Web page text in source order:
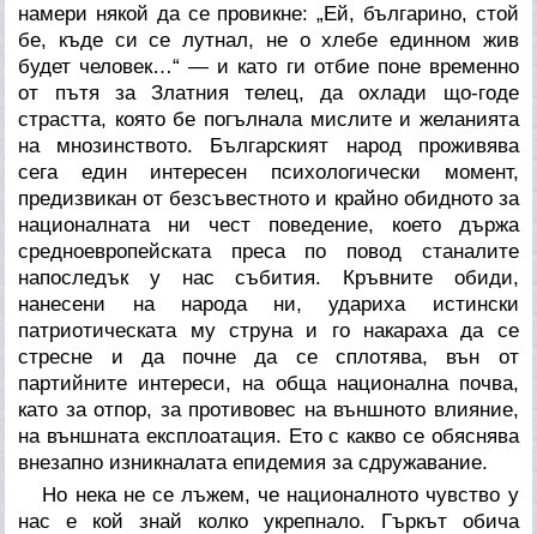
намери някой да се провикне: „Ей, българино, стой
бе, къде си се лутнал, не о хлебе единном жив
будет человек…“ — и като ги отбие поне временно
от пътя за Златния телец, да охлади що-годе
страстта, която бе погълнала мислите и желанията
на мнозинството. Българският народ проживява
сега един интересен психологически момент,
предизвикан от безсъвестното и крайно обидното за
националната ни чест поведение, което държа
средноевропейската преса по повод станалите
напоследък у нас събития. Кръвните обиди,
нанесени на народа ни, удариха истински
патриотическата му струна и го накараха да се
стресне и да почне да се сплотява, вън от
партийните интереси, на обща национална почва,
като за отпор, за противовес на външното влияние,
на външната експлоатация. Ето с какво се обяснява
внезапно изникналата епидемия за сдружавание.
Но нека не се лъжем, че националното чувство у
нас е кой знай колко укрепнало. Гъркът обича